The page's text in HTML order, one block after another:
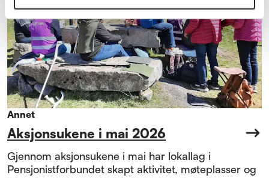
Annet
Aksjonsukene i mai 2026
Gjennom aksjonsukene i mai har lokallag i
Pensjonistforbundet skapt aktivitet, møteplasser og